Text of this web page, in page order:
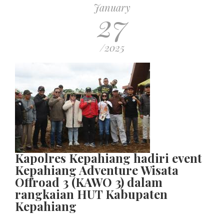
January
27
/2025
Kapolres Kepahiang hadiri event
Kepahiang Adventure Wisata
Offroad 3 (KAWO 3) dalam
rangkaian HUT Kabupaten
Kepahiang